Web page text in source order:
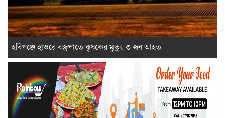
হবিগঞ্জে হাওরে বজ্রপাতে কৃষকের মৃত্যু, ৩ জন আহত